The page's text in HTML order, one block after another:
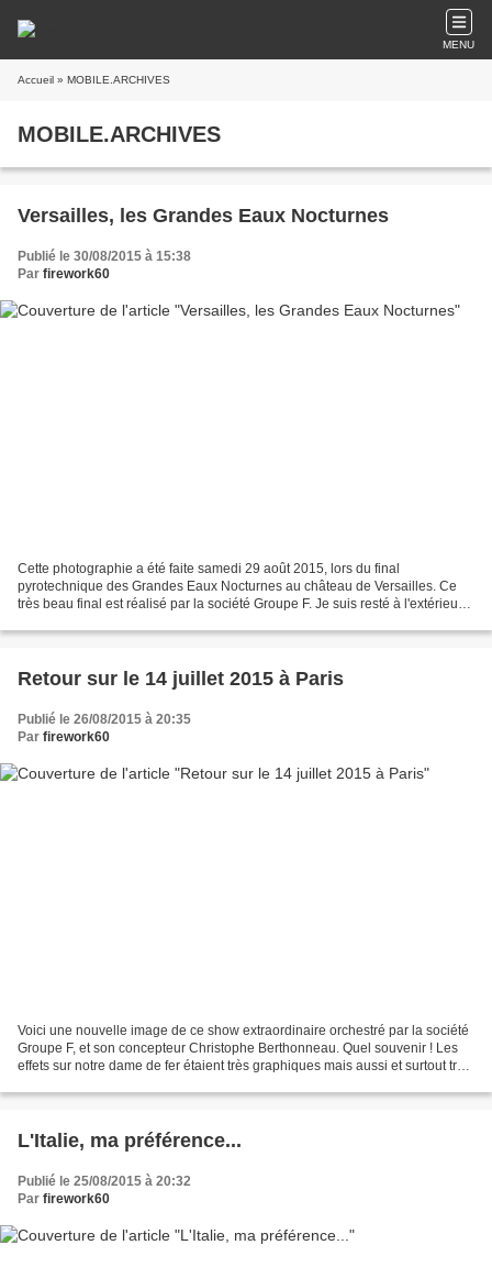
MENU
Accueil » MOBILE.ARCHIVES
MOBILE.ARCHIVES
Versailles, les Grandes Eaux Nocturnes
Publié le 30/08/2015 à 15:38
Par firework60
Cette photographie a été faite samedi 29 août 2015, lors du final
pyrotechnique des Grandes Eaux Nocturnes au château de Versailles. Ce
très beau final est réalisé par la société Groupe F. Je suis resté à l'extérieur
Retour sur le 14 juillet 2015 à Paris
Publié le 26/08/2015 à 20:35
Par firework60
Voici une nouvelle image de ce show extraordinaire orchestré par la société
Groupe F, et son concepteur Christophe Berthonneau. Quel souvenir ! Les
effets sur notre dame de fer étaient très graphiques mais aussi et surtout très
L'Italie, ma préférence...
Publié le 25/08/2015 à 20:32
Par firework60